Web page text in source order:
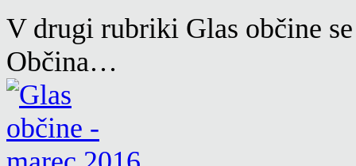
V drugi rubriki Glas občine
Občina…